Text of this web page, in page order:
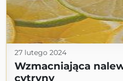
27 lutego 2024
Wzmacniająca
cytryny